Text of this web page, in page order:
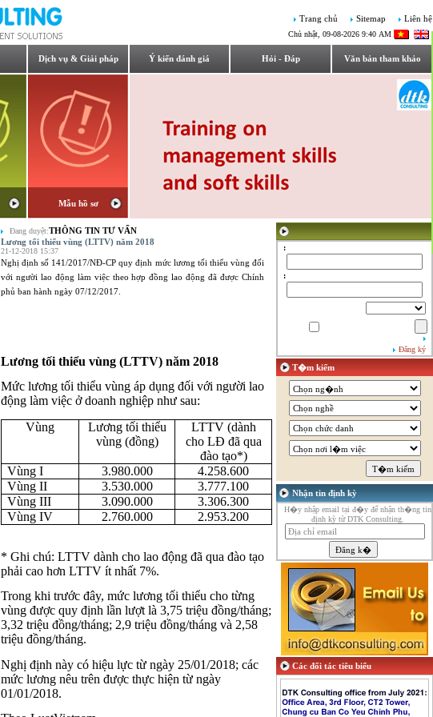
Trang chủ Sitemap Liên hệ
Chủ nhật, 09-08-2026 9:40 AM
Dịch vụ & Giải pháp
Mẫu hồ sơ
Ý kiến đánh giá Hỏi - Đáp Văn bản tham khảo
Đang duyệt:THÔNG TIN TƯ VẤN
Lương tối thiểu vùng (LTTV) năm 2018
21-12-2018 15:37
Nghị định số 141/2017/NĐ-CP quy định mức lương tối thiểu vùng đối
với người lao động làm việc theo hợp đồng lao động đã được Chính
phủ ban hành ngày 07/12/2017.
Lương tối thiểu vùng (LTTV) năm 2018
Mức lương tối thiểu vùng áp dụng đối với người lao
động làm việc ở doanh nghiệp như sau:
Vùng
Lương tối thiểu
vùng (đồng)
LTTV (dành
cho LĐ đã qua
đào tạo*)
Vùng I
3.980.000
4.258.600
Vùng II
3.530.000
3.777.100
Vùng III
3.090.000
3.306.300
Vùng IV
2.760.000 2.953.200
* Ghi chú: LTTV dành cho lao động đã qua đào tạo
phải cao hơn LTTV ít nhất 7%.
Trong khi trước đây, mức lương tối thiểu cho từng
vùng được quy định lần lượt là 3,75 triệu đồng/tháng;
3,32 triệu đồng/tháng; 2,9 triệu đồng/tháng và 2,58
triệu đồng/tháng.
Nghị định này có hiệu lực từ ngày 25/01/2018; các
mức lương nêu trên được thực hiện từ ngày
01/01/2018.
:
:
Đăng ký
T�m kiếm
Nhận tin định kỳ
H�y nhập email tại đ�y để nhận th�ng tin
định kỳ từ DTK Consulting.
Các đối tác tiêu biểu